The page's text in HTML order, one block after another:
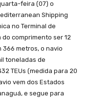
feira (07) o
Shipping
no Terminal de
comprimento ser 12
366 metros, o navio
toneladas de
TEUs (medida para 20
vem dos Estados
e segue para